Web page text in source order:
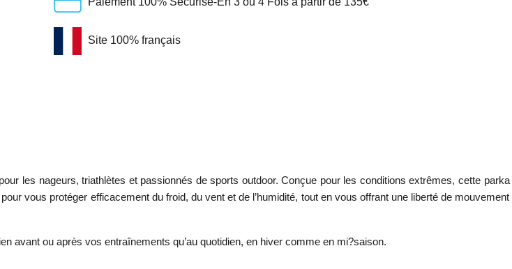
Site 100% français
les nageurs, triathlètes et passionnés de sports outdoor. Conçue pour les conditions extrêmes, cette parka
vous protéger efficacement du froid, du vent et de l’humidité, tout en vous offrant une liberté de mouvement
avant ou après vos entraînements qu’au quotidien, en hiver comme en mi?saison.